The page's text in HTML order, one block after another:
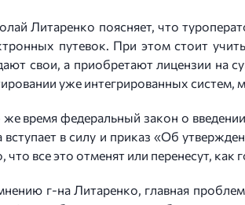
Литаренко поясняет, что
путевок. При этом стоит
свои, а приобретают лицензии на
уже интегрированных систем,
же время федеральный закон о
вступает в силу и приказ «Об
что все это отменят или перенесут, как
г-на Литаренко, главная